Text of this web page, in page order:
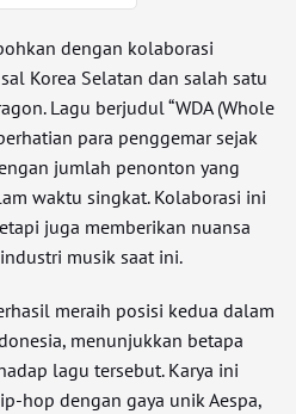
dengan kolaborasi
Korea Selatan dan salah satu
Lagu berjudul “WDA (Whole
para penggemar sejak
jumlah penonton yang
waktu singkat. Kolaborasi ini
juga memberikan nuansa
musik saat ini.
meraih posisi kedua dalam
menunjukkan betapa
lagu tersebut. Karya ini
hop dengan gaya unik Aespa,